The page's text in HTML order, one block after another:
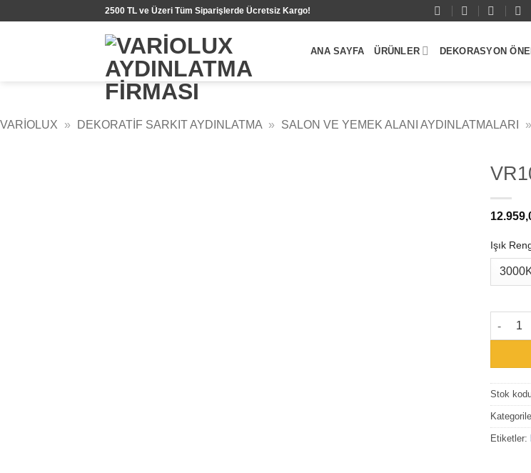
2500 TL ve Üzeri Tüm Siparişlerde Ücretsiz Kargo!
ANA SAYFA ÜRÜNLER DEKORASYON
VARIOLUX » DEKORATIF SARKIT AYDINLATMA » SALON VE YEMEK ALANI AYDINLATMALARI »
Işık
Stok
Etiketler: